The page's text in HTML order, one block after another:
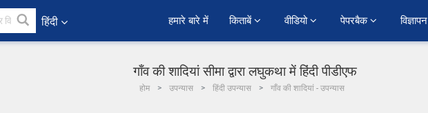
हिंदी हमारे बारे में किताबें वीडियो पेपरबैक विज्ञापन
गाँव की शादियां सीमा द्वारा लघुकथा में हिंदी पीडीएफ
होम उपन्यास हिंदी उपन्यास गाँव की शादियां - उपन्यास